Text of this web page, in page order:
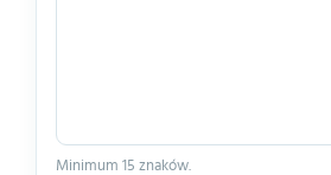
Minimum 15 znaków.